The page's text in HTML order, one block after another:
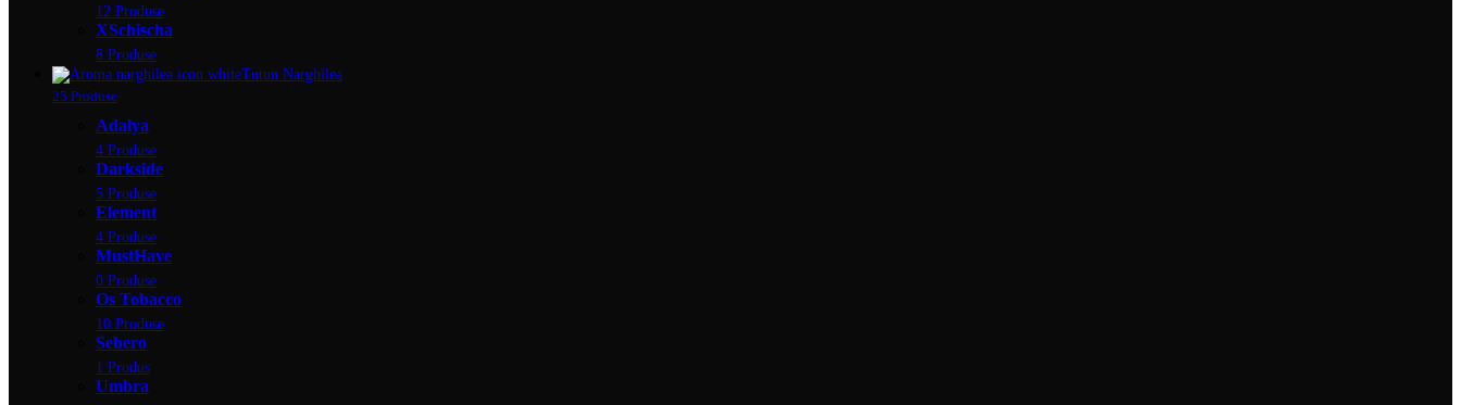
12 Produse
XSchischa
8 Produse
Tutun Narghilea
25 Produse
Adalya
4 Produse
Darkside
5 Produse
Element
4 Produse
MustHave
0 Produse
Os Tobacco
10 Produse
Sebero
1 Produs
Umbra